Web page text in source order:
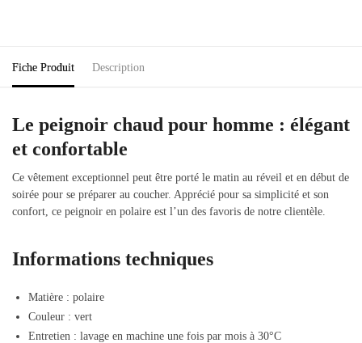
Fiche Produit Description
Le peignoir chaud pour homme : élégant
et confortable
Ce vêtement exceptionnel peut être porté le matin au réveil et en début de
soirée pour se préparer au coucher. Apprécié pour sa simplicité et son
confort, ce peignoir en polaire est l’un des favoris de notre clientèle.
Informations techniques
Matière : polaire
Couleur : vert
Entretien : lavage en machine une fois par mois à 30°C